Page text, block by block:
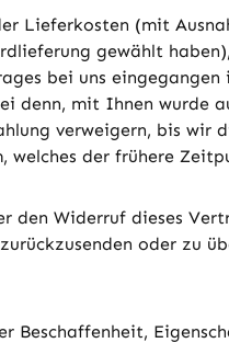
Lieferkosten (mit
gewählt
bei uns eingegangen
denn, mit Ihnen wurde
verweigern, bis wir
welches der frühere
den Widerruf dieses
oder zu
Beschaffenheit,